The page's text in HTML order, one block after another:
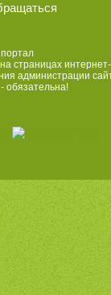
страницах интернет-
администрации
обязательна!